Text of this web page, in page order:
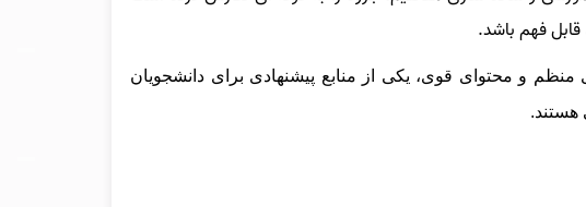
قابل فهم باشد.
منظم و محتوای قوی، یکی از منابع پیشنهادی برای دانشجویان
هستند.